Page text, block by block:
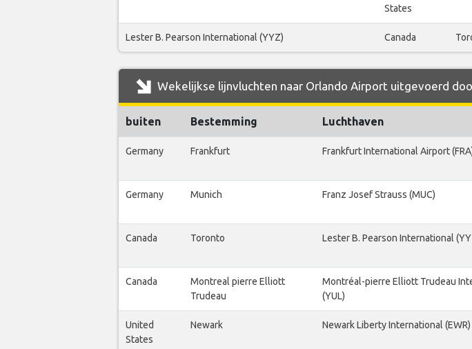
States
Lester B. Pearson International (YYZ) Canada
Wekelijkse lijnvluchten naar Orlando Airport uitgevoerd
buiten Bestemming Luchthaven
Germany Frankfurt Frankfurt International Airport
Germany Munich Franz Josef Strauss (MUC)
Canada Toronto Lester B. Pearson International
Canada
Montreal pierre Elliott
Trudeau
Montréal-pierre Elliott Trudeau
(YUL)
United
States
Newark Newark Liberty International (EWR)